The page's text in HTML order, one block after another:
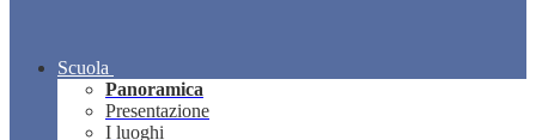
Scuola
Panoramica
Presentazione
I luoghi